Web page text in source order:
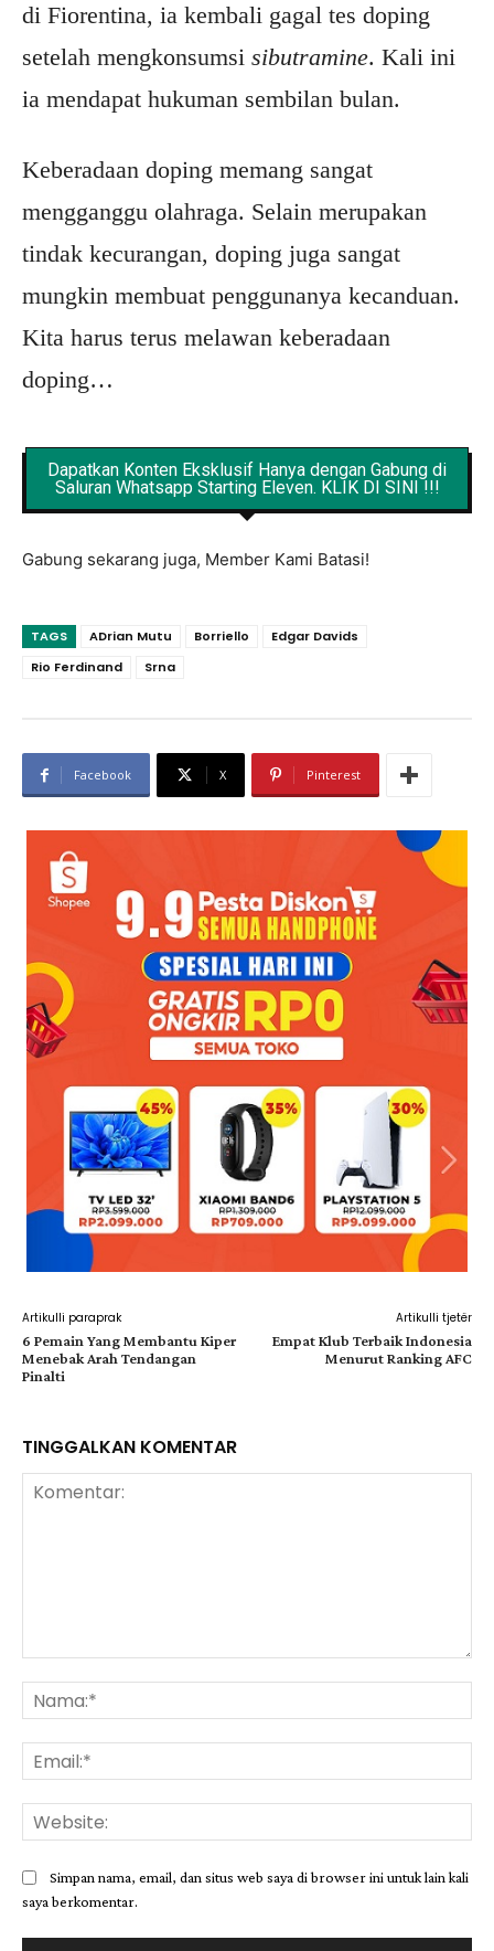
di Fiorentina, ia kembali gagal tes doping
setelah mengkonsumsi sibutramine. Kali ini
ia mendapat hukuman sembilan bulan.
Keberadaan doping memang sangat
mengganggu olahraga. Selain merupakan
tindak kecurangan, doping juga sangat
mungkin membuat penggunanya kecanduan.
Kita harus terus melawan keberadaan
doping…
Dapatkan Konten Eksklusif Hanya dengan Gabung di
Saluran Whatsapp Starting Eleven. KLIK DI SINI !!!
Gabung sekarang juga, Member Kami Batasi!
TAGS ADrian Mutu Borriello
Edgar Davids
Rio Ferdinand
Srna
Facebook X Pinterest
Artikulli paraprak
6 Pemain Yang Membantu Kiper
Menebak Arah Tendangan
Pinalti
Artikulli tjetër
Empat Klub Terbaik Indonesia
Menurut Ranking AFC
TINGGALKAN KOMENTAR
Simpan nama, email, dan situs web saya di browser ini untuk lain kali
saya berkomentar.